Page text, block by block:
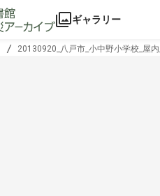
ギャラリー
20130920_八戸市_小中野小学校_屋内